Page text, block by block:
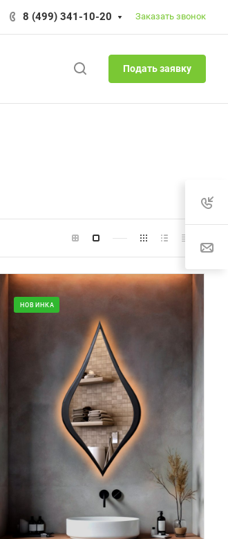
8 (499) 341-10-20 Заказать звонок
Подать заявку
НОВИНКА